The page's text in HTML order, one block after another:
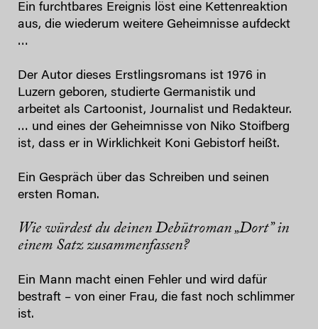
Ein furchtbares Ereignis löst eine Kettenreaktion
aus, die wiederum weitere Geheimnisse aufdeckt
…
Der Autor dieses Erstlingsromans ist 1976 in
Luzern geboren, studierte Germanistik und
arbeitet als Cartoonist, Journalist und Redakteur.
… und eines der Geheimnisse von Niko Stoifberg
ist, dass er in Wirklichkeit Koni Gebistorf heißt.
Ein Gespräch über das Schreiben und seinen
ersten Roman.
Wie würdest du deinen Debütroman „Dort” in
einem Satz zusammenfassen?
Ein Mann macht einen Fehler und wird dafür
bestraft – von einer Frau, die fast noch schlimmer
ist.